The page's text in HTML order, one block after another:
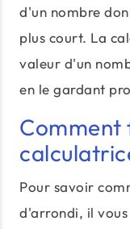
d'un nombre
plus court. La
valeur d'un
en le gardant
Comment
Pour savoir
d'arrondi, il